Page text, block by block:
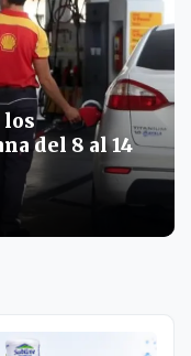
los
del 8 al 14